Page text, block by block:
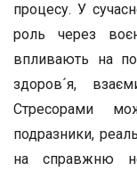
процесу. У
роль через
впливають на
здоров´я,
Стресорами
подразники,
на справжню